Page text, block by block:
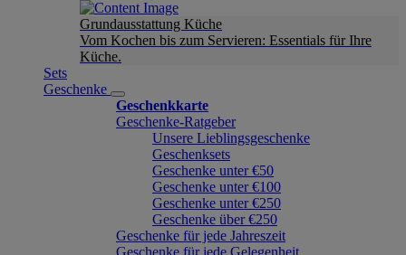
Grundausstattung Küche
Vom Kochen bis zum Servieren: Essentials für Ihre
Küche.
Sets
Geschenke
Geschenkkarte
Geschenke-Ratgeber
Unsere Lieblingsgeschenke
Geschenksets
Geschenke unter €50
Geschenke unter €100
Geschenke unter €250
Geschenke über €250
Geschenke für jede Jahreszeit
Geschenke für jede Gelegenheit